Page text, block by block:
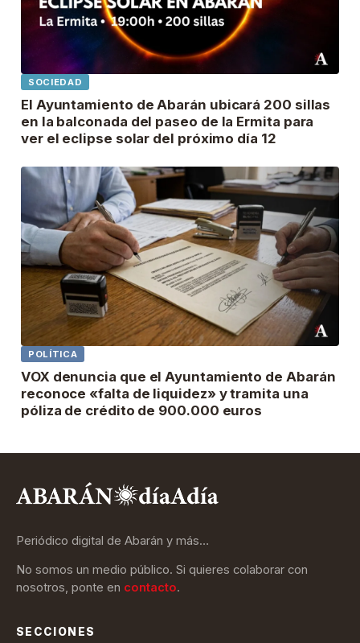
SOCIEDAD
El Ayuntamiento de Abarán ubicará 200 sillas
en la balconada del paseo de la Ermita para
ver el eclipse solar del próximo día 12
POLÍTICA
VOX denuncia que el Ayuntamiento de Abarán
reconoce «falta de liquidez» y tramita una
póliza de crédito de 900.000 euros
Periódico digital de Abarán y más…
No somos un medio público. Si quieres colaborar con
nosotros, ponte en contacto.
SECCIONES